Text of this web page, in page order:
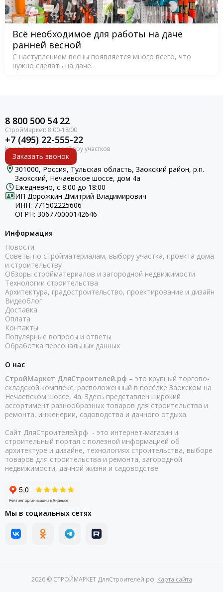
Всё необходимое для работы на даче
ранней весной
С наступлением весны появляется много всего, что
нужно сделать на даче.
8 800 500 54 22
+7 (495) 22-555-22
Заказать звонок
301000, Россия, Тульская область, Заокский район, р.п.
Заокский, Нечаевское шоссе, дом 4а
Ежедневно, с 8:00 до 18:00
ИП Дорожкин Дмитрий Владимирович
ИНН: 771502225606
ОГРН: 306770000142646
Информация
Новости
Советы по стройматериалам, выбору участка, проекта дома
и строительству
Обзоры стройматериалов и загородной недвижимости
Технологии строительства
Архитектура, градостроительство, проектирование и дизайн
Видеоблог
Доставка
Оплата
Контакты
Популярные вопросы и ответы
Обработка персональных данных
О нас
СтройМаркет ДляСтроителей.рф – это крупный торгово-
складской комплекс, расположенный в посёлке Заокском на
Нечаевском шоссе, 4а. Здесь представлен широкий
ассортимент разнообразных товаров для строительства и
ремонта, инженерии, садоводства и дачного отдыха.
Сайт ДляСтроителей.рф - это интернет-магазин и
строительный портал с полезной информацией об
архитектуре и дизайне, технологиях строительства, выборе
товаров для строительства и ремонта, загородной
недвижимости, дачной жизни и садоводстве.
Мы в социальных сетях
2026 © СТРОЙМАРКЕТ ДляСтроителей.рф. Карта сайта